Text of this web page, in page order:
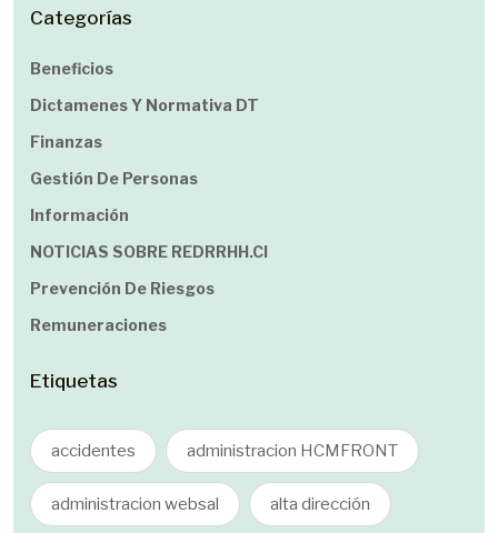
Categorías
Beneficios
Dictamenes Y Normativa DT
Finanzas
Gestión De Personas
Información
NOTICIAS SOBRE REDRRHH.cl
Prevención De Riesgos
Remuneraciones
Etiquetas
accidentes administracion HCMFRONT
administracion websal alta dirección